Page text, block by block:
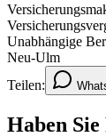
Unabhängige
Neu-Ulm
Teilen:
Haben